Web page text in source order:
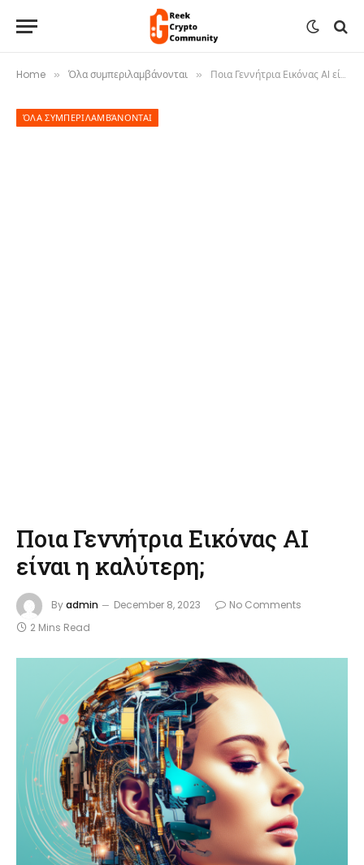
Home » Όλα συμπεριλαμβάνονται » Ποια Γεννήτρια Εικόνας AI είναι η καλύτερη;
ΌΛΑ ΣΥΜΠΕΡΙΛΑΜΒΆΝΟΝΤΑΙ
Ποια Γεννήτρια Εικόνας AI
είναι η καλύτερη;
Byadmin December 8, 2023
No Comments
2 Mins Read